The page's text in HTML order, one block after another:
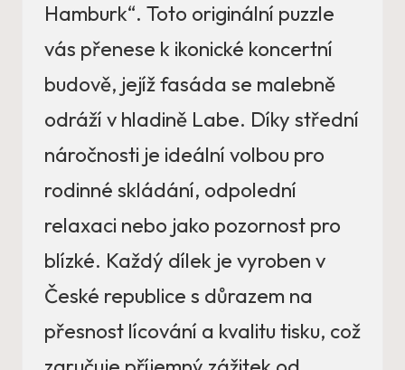
Hamburk“. Toto originální puzzle
vás přenese k ikonické koncertní
budově, jejíž fasáda se malebně
odráží v hladině Labe. Díky střední
náročnosti je ideální volbou pro
rodinné skládání, odpolední
relaxaci nebo jako pozornost pro
blízké. Každý dílek je vyroben v
České republice s důrazem na
přesnost lícování a kvalitu tisku, což